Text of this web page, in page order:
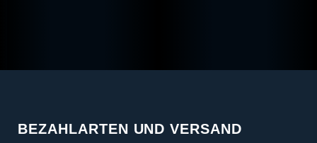
BEZAHLARTEN UND VERSAND